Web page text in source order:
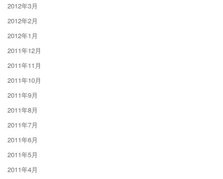
2012年3月
2012年2月
2012年1月
2011年12月
2011年11月
2011年10月
2011年9月
2011年8月
2011年7月
2011年6月
2011年5月
2011年4月